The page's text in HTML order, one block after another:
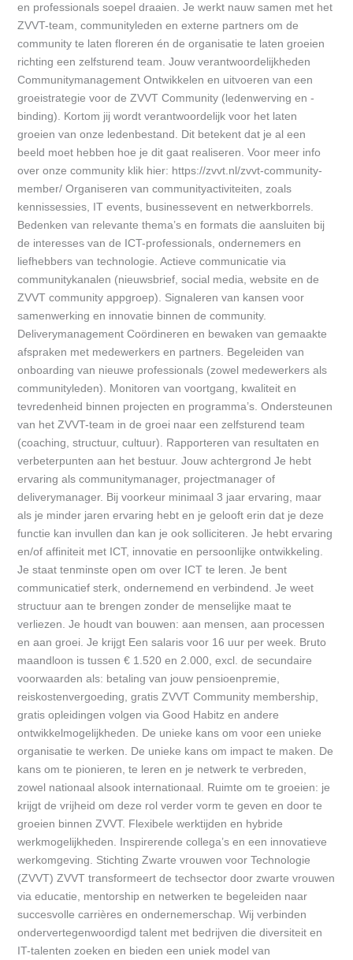
en professionals soepel draaien. Je werkt nauw samen met het
ZVVT-team, communityleden en externe partners om de
community te laten floreren én de organisatie te laten groeien
richting een zelfsturend team. Jouw verantwoordelijkheden
Communitymanagement Ontwikkelen en uitvoeren van een
groeistrategie voor de ZVVT Community (ledenwerving en -
binding). Kortom jij wordt verantwoordelijk voor het laten
groeien van onze ledenbestand. Dit betekent dat je al een
beeld moet hebben hoe je dit gaat realiseren. Voor meer info
over onze community klik hier: https://zvvt.nl/zvvt-community-
member/ Organiseren van communityactiviteiten, zoals
kennissessies, IT events, businessevent en netwerkborrels.
Bedenken van relevante thema’s en formats die aansluiten bij
de interesses van de ICT-professionals, ondernemers en
liefhebbers van technologie. Actieve communicatie via
communitykanalen (nieuwsbrief, social media, website en de
ZVVT community appgroep). Signaleren van kansen voor
samenwerking en innovatie binnen de community.
Deliverymanagement Coördineren en bewaken van gemaakte
afspraken met medewerkers en partners. Begeleiden van
onboarding van nieuwe professionals (zowel medewerkers als
communityleden). Monitoren van voortgang, kwaliteit en
tevredenheid binnen projecten en programma’s. Ondersteunen
van het ZVVT-team in de groei naar een zelfsturend team
(coaching, structuur, cultuur). Rapporteren van resultaten en
verbeterpunten aan het bestuur. Jouw achtergrond Je hebt
ervaring als communitymanager, projectmanager of
deliverymanager. Bij voorkeur minimaal 3 jaar ervaring, maar
als je minder jaren ervaring hebt en je gelooft erin dat je deze
functie kan invullen dan kan je ook solliciteren. Je hebt ervaring
en/of affiniteit met ICT, innovatie en persoonlijke ontwikkeling.
Je staat tenminste open om over ICT te leren. Je bent
communicatief sterk, ondernemend en verbindend. Je weet
structuur aan te brengen zonder de menselijke maat te
verliezen. Je houdt van bouwen: aan mensen, aan processen
en aan groei. Je krijgt Een salaris voor 16 uur per week. Bruto
maandloon is tussen € 1.520 en 2.000, excl. de secundaire
voorwaarden als: betaling van jouw pensioenpremie,
reiskostenvergoeding, gratis ZVVT Community membership,
gratis opleidingen volgen via Good Habitz en andere
ontwikkelmogelijkheden. De unieke kans om voor een unieke
organisatie te werken. De unieke kans om impact te maken. De
kans om te pionieren, te leren en je netwerk te verbreden,
zowel nationaal alsook internationaal. Ruimte om te groeien: je
krijgt de vrijheid om deze rol verder vorm te geven en door te
groeien binnen ZVVT. Flexibele werktijden en hybride
werkmogelijkheden. Inspirerende collega’s en een innovatieve
werkomgeving. Stichting Zwarte vrouwen voor Technologie
(ZVVT) ZVVT transformeert de techsector door zwarte vrouwen
via educatie, mentorship en netwerken te begeleiden naar
succesvolle carrières en ondernemerschap. Wij verbinden
ondervertegenwoordigd talent met bedrijven die diversiteit en
IT-talenten zoeken en bieden een uniek model van